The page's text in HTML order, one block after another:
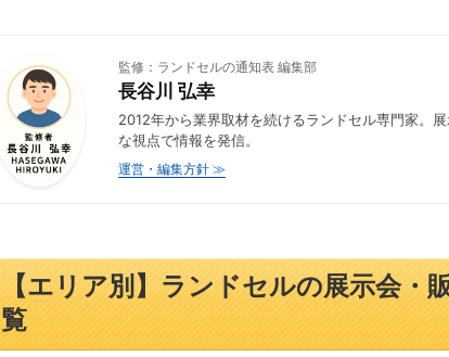
監修：ランドセルの通知表 編集部
長谷川 弘幸
2012年から業界取材を続けるランドセル専門家。
な視点で情報を発信。
運営・編集方針 ≫
【エリア別】ランドセルの展示会・
覧